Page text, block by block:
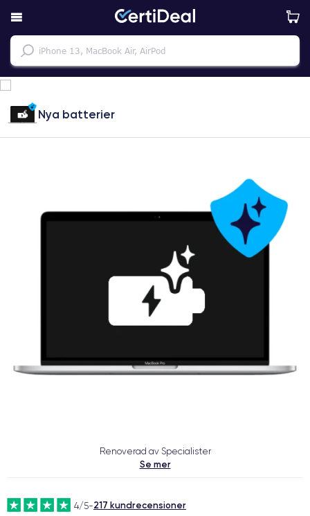
Nya batterier
Renoverad av Specialister
Se mer
4/5-217 kundrecensioner